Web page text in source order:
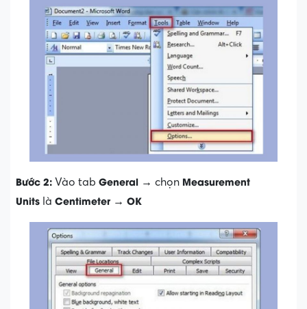
Bước 2: Vào tab General → chọn Measurement
Units là Centimeter → OK